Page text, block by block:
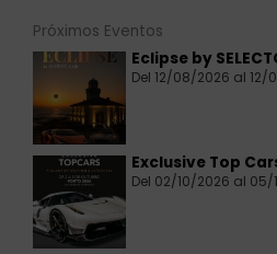
Próximos Eventos
Eclipse by
Del 12/08/2026 al 12/
Exclusive Top
Del 02/10/2026 al 05/